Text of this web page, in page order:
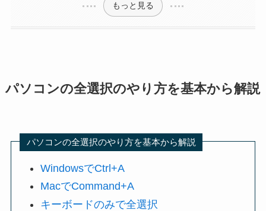
もっと見る
パソコンの全選択のやり方を基本から解説
パソコンの全選択のやり方を基本から解説
WindowsでCtrl+A
MacでCommand+A
キーボードのみで全選択